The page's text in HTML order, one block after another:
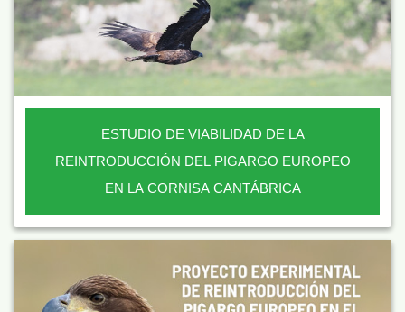
ESTUDIO DE VIABILIDAD DE LA
REINTRODUCCIÓN DEL PIGARGO EUROPEO
EN LA CORNISA CANTÁBRICA